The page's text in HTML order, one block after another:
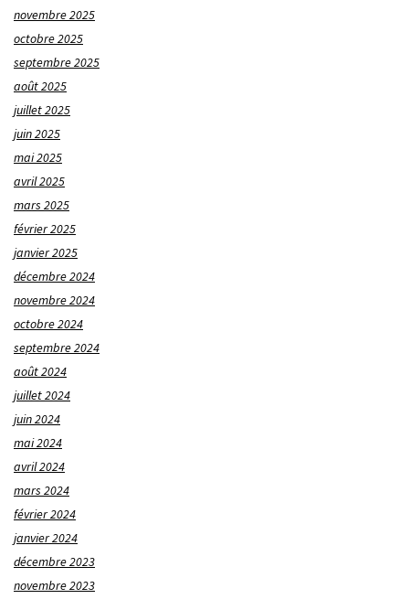
novembre 2025
octobre 2025
septembre 2025
août 2025
juillet 2025
juin 2025
mai 2025
avril 2025
mars 2025
février 2025
janvier 2025
décembre 2024
novembre 2024
octobre 2024
septembre 2024
août 2024
juillet 2024
juin 2024
mai 2024
avril 2024
mars 2024
février 2024
janvier 2024
décembre 2023
novembre 2023